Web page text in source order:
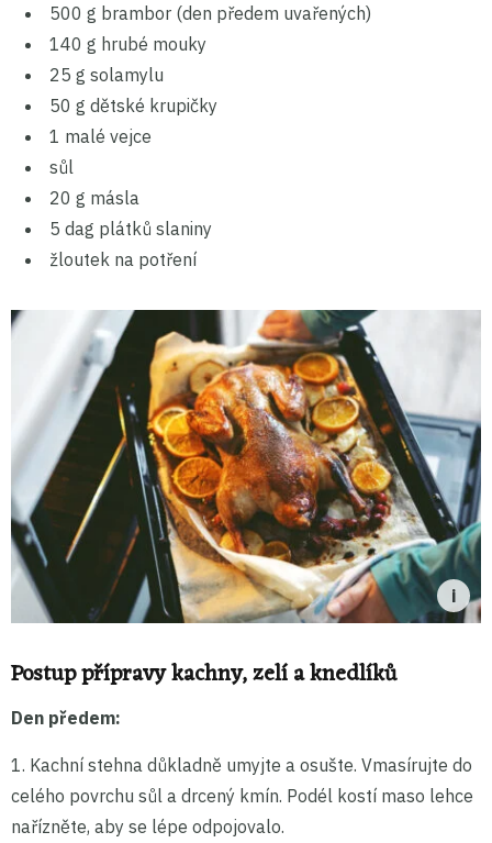
500 g brambor (den předem uvařených)
140 g hrubé mouky
25 g solamylu
50 g dětské krupičky
1 malé vejce
sůl
20 g másla
5 dag plátků slaniny
žloutek na potření
Postup přípravy kachny, zelí a knedlíků
Den předem:
1. Kachní stehna důkladně umyjte a osušte. Vmasírujte do
celého povrchu sůl a drcený kmín. Podél kostí maso lehce
nařízněte, aby se lépe odpojovalo.